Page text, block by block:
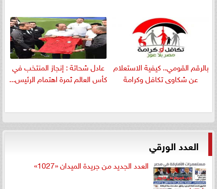
بالرقم القومي.. كيفية الاستعلام
عن شكاوى تكافل وكرامة
عادل شحاتة : إنجاز المنتخب في
كأس العالم ثمرة اهتمام الرئيس...
العدد الورقي
العدد الجديد من جريدة الميدان «1027»